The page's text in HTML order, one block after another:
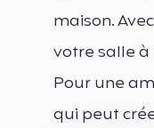
maison.
votre salle
Pour une
qui peut